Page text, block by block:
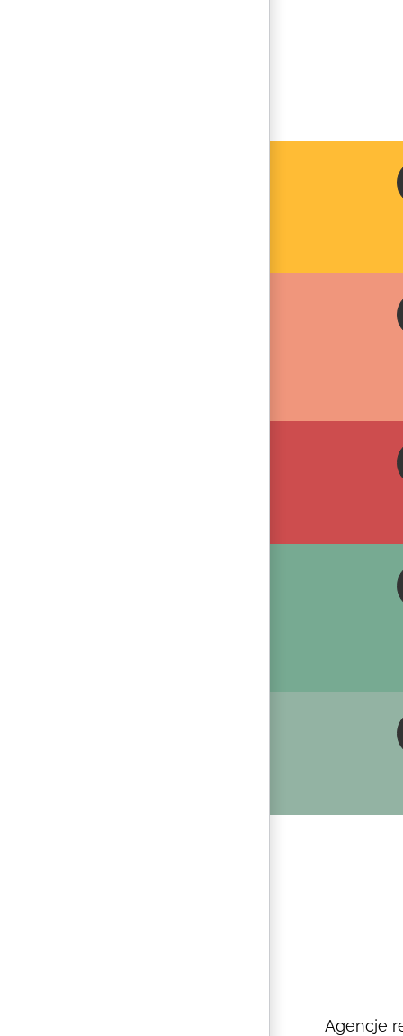
Agencje